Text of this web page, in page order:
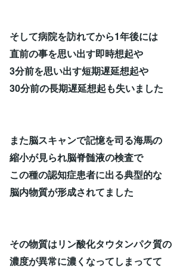
そして病院を訪れてから1年後には
直前の事を思い出す即時想起や
3分前を思い出す短期遅延想起や
30分前の長期遅延想起も失いました
また脳スキャンで記憶を司る海馬の
縮小が見られ脳脊髄液の検査で
この種の認知症患者に出る典型的な
脳内物質が形成されてました
その物質はリン酸化タウタンパク質の
濃度が異常に濃くなってしまってて